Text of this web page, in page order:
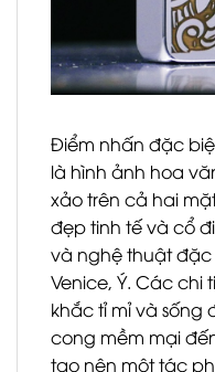
Điểm nhấn đặc
là hình ảnh hoa
xảo trên cả hai
đẹp tinh tế và cổ
và nghệ thuật
Venice, Ý. Các
khắc tỉ mỉ và sống
cong mềm mại
tạo nên một tác